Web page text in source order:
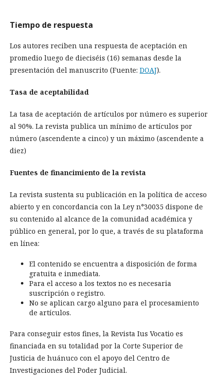
Tiempo de respuesta
Los autores reciben una respuesta de aceptación en
promedio luego de dieciséis (16) semanas desde la
presentación del manuscrito (Fuente: DOAJ).
Tasa de aceptabilidad
La tasa de aceptación de artículos por número es superior
al 90%. La revista publica un mínimo de artículos por
número (ascendente a cinco) y un máximo (ascendente a
diez)
Fuentes de financimiento de la revista
La revista sustenta su publicación en la política de acceso
abierto y en concordancia con la Ley n°30035 dispone de
su contenido al alcance de la comunidad académica y
público en general, por lo que, a través de su plataforma
en línea:
El contenido se encuentra a disposición de forma
gratuita e inmediata.
Para el acceso a los textos no es necesaria
suscripción o registro.
No se aplican cargo alguno para el procesamiento
de artículos.
Para conseguir estos fines, la Revista Ius Vocatio es
financiada en su totalidad por la Corte Superior de
Justicia de huánuco con el apoyo del Centro de
Investigaciones del Poder Judicial.